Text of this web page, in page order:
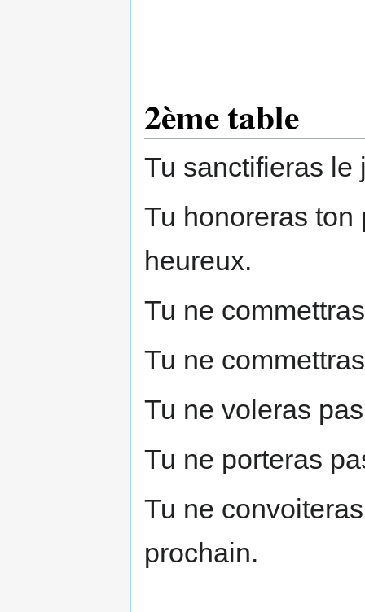
2ème table
Tu sanctifieras le
Tu honoreras ton
heureux.
Tu ne
Tu ne
Tu ne voleras
Tu ne porteras
Tu ne
prochain.